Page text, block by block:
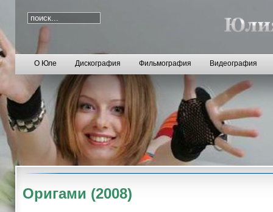
О Юле Дискография Фильмография Видеография
Оригами (2008)